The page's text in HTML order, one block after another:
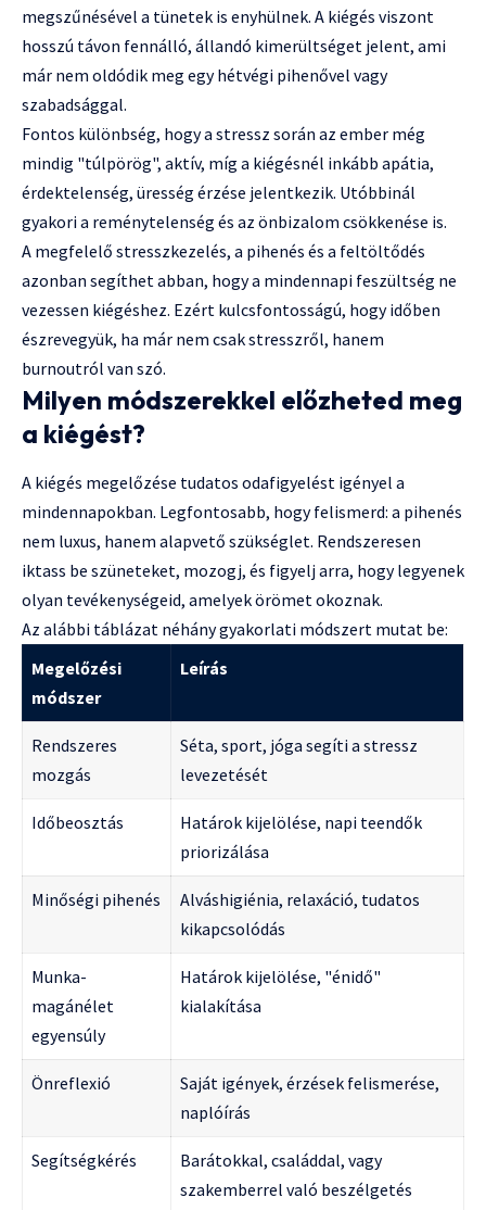
megszűnésével a tünetek is enyhülnek. A kiégés viszont
hosszú távon fennálló, állandó kimerültséget jelent, ami
már nem oldódik meg egy hétvégi pihenővel vagy
szabadsággal.
Fontos különbség, hogy a stressz során az ember még
mindig "túlpörög", aktív, míg a kiégésnél inkább apátia,
érdektelenség, üresség érzése jelentkezik. Utóbbinál
gyakori a reménytelenség és az önbizalom csökkenése is.
A megfelelő stresszkezelés, a pihenés és a feltöltődés
azonban segíthet abban, hogy a mindennapi feszültség ne
vezessen kiégéshez. Ezért kulcsfontosságú, hogy időben
észrevegyük, ha már nem csak stresszről, hanem
burnoutról van szó.
Milyen módszerekkel előzheted meg
a kiégést?
A kiégés megelőzése tudatos odafigyelést igényel a
mindennapokban. Legfontosabb, hogy felismerd: a pihenés
nem luxus, hanem alapvető szükséglet. Rendszeresen
iktass be szüneteket, mozogj, és figyelj arra, hogy legyenek
olyan tevékenységeid, amelyek örömet okoznak.
Az alábbi táblázat néhány gyakorlati módszert mutat be:
Megelőzési
módszer
Leírás
Rendszeres
mozgás
Séta, sport, jóga segíti a stressz
levezetését
Időbeosztás
Határok kijelölése, napi teendők
priorizálása
Minőségi pihenés
Alváshigiénia, relaxáció, tudatos
kikapcsolódás
Munka-
magánélet
egyensúly
Határok kijelölése, "énidő"
kialakítása
Önreflexió
Saját igények, érzések felismerése,
naplóírás
Segítségkérés
Barátokkal, családdal, vagy
szakemberrel való beszélgetés